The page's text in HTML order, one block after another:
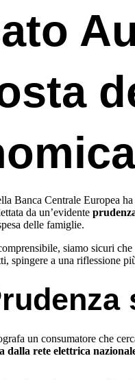
Banca Centrale Europea
da un’evidente
delle famiglie.
siamo sicuri
spingere a una riflessione
un consumatore che
dalla rete elettrica